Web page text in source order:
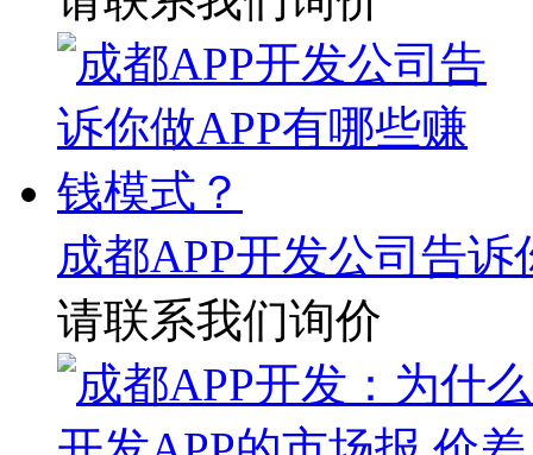
成都APP开发公司告
请联系我们询价